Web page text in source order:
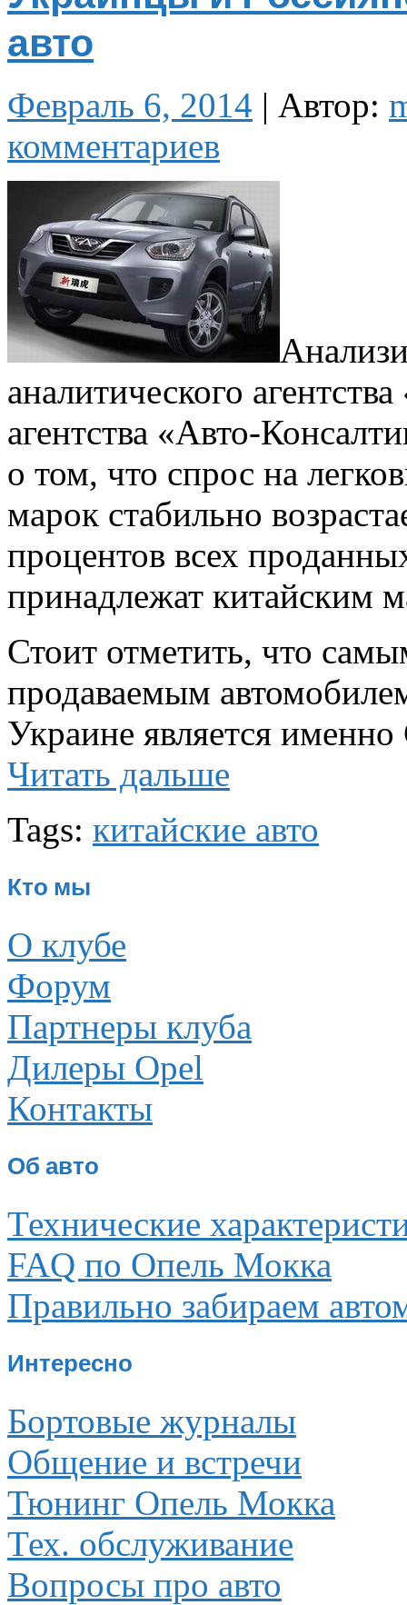
авто
Февраль 6, 2014 | Автор:
комментариев
аналитического
агентства «Авто-
о том, что спрос на
марок стабильно
процентов всех
принадлежат китайским
Стоит отметить, что
продаваемым
Украине является
Читать дальше
Tags: китайские авто
Кто мы
О клубе
Форум
Партнеры клуба
Дилеры Opel
Контакты
Об авто
Технические
FAQ по Опель Мокка
Правильно забираем
Интересно
Бортовые журналы
Общение и встречи
Тюнинг Опель Мокка
Тех. обслуживание
Вопросы про авто